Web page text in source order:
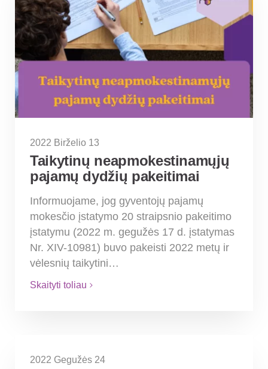
2022 Birželio 13
Taikytinų neapmokestinamųjų
pajamų dydžių pakeitimai
Informuojame, jog gyventojų pajamų
mokesčio įstatymo 20 straipsnio pakeitimo
įstatymu (2022 m. gegužės 17 d. įstatymas
Nr. XIV-10981) buvo pakeisti 2022 metų ir
vėlesnių taikytini…
Skaityti toliau
2022 Gegužės 24